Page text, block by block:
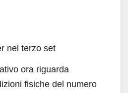
nel terzo set
ora riguarda
fisiche del numero